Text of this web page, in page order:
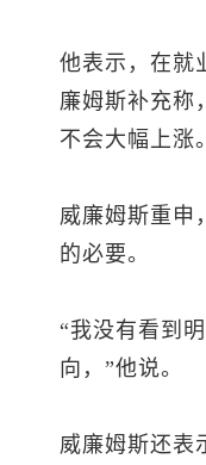
他表示，在就
廉姆斯补充称
不会大幅上涨。
威廉姆斯重申
的必要。
“我没有看到
向，”他说。
威廉姆斯还表